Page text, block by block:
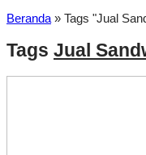
Beranda » Tags "Jual
Tags Jual